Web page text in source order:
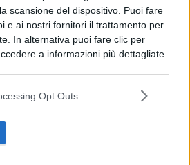
scansione del dispositivo. Puoi fare
e ai nostri fornitori il trattamento per
In alternativa puoi fare clic per
a informazioni più dettagliate
il tuo consenso, ma hai il diritto di
Le tue preferenze si
momento ritornando su questo sito o
sulla riservatezza.
Opt Outs
meteo fino alle 21: l’avviso del Comune